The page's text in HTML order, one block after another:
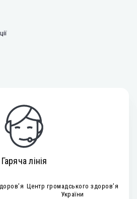
Гаряча лінія
Центр громадського здоров’я
України